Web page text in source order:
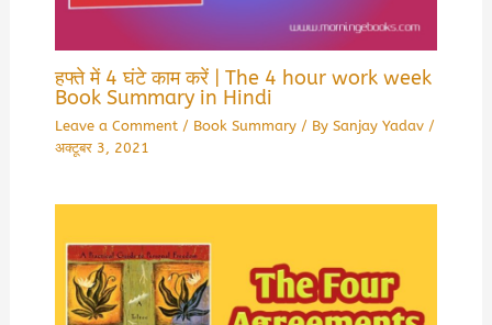
हफ्ते में 4 घंटे काम करें | The 4 hour work week
Book Summary in Hindi
Leave a Comment / Book Summary/ By Sanjay Yadav /
अक्टूबर 3, 2021